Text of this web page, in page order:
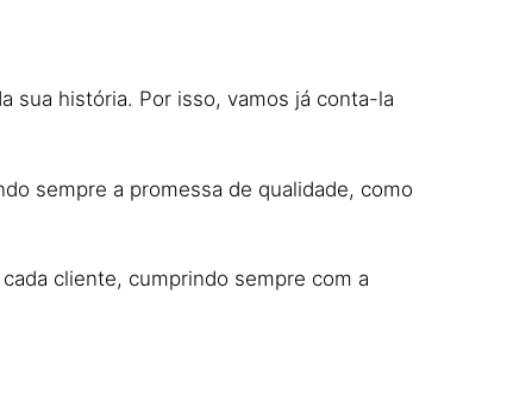
sua história. Por isso, vamos já conta-la
sempre a promessa de qualidade, como
cliente, cumprindo sempre com a